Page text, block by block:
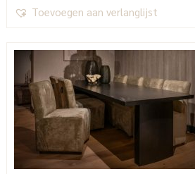
Toevoegen aan verlanglijst